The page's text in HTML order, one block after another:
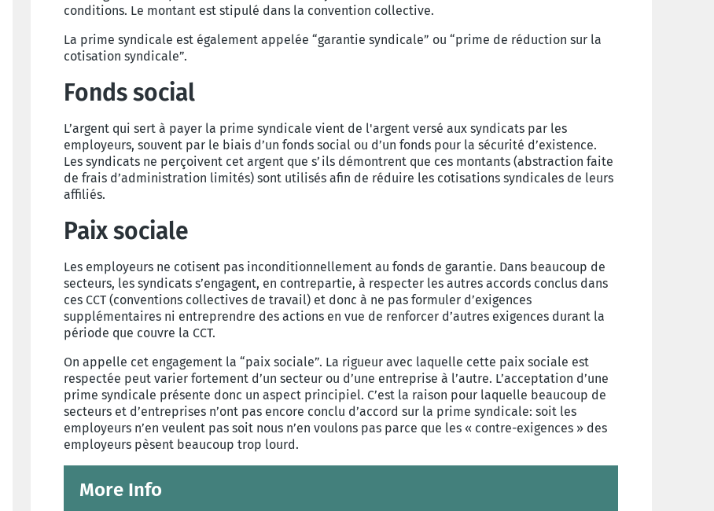
conditions. Le montant est stipulé dans la convention collective.
La prime syndicale est également appelée “garantie syndicale” ou “prime de réduction sur la
cotisation syndicale”.
Fonds social
L’argent qui sert à payer la prime syndicale vient de l'argent versé aux syndicats par les
employeurs, souvent par le biais d’un fonds social ou d’un fonds pour la sécurité d’existence.
Les syndicats ne perçoivent cet argent que s’ils démontrent que ces montants (abstraction faite
de frais d’administration limités) sont utilisés afin de réduire les cotisations syndicales de leurs
affiliés.
Paix sociale
Les employeurs ne cotisent pas inconditionnellement au fonds de garantie. Dans beaucoup de
secteurs, les syndicats s’engagent, en contrepartie, à respecter les autres accords conclus dans
ces CCT (conventions collectives de travail) et donc à ne pas formuler d’exigences
supplémentaires ni entreprendre des actions en vue de renforcer d’autres exigences durant la
période que couvre la CCT.
On appelle cet engagement la “paix sociale”. La rigueur avec laquelle cette paix sociale est
respectée peut varier fortement d’un secteur ou d’une entreprise à l’autre. L’acceptation d’une
prime syndicale présente donc un aspect principiel. C’est la raison pour laquelle beaucoup de
secteurs et d’entreprises n’ont pas encore conclu d’accord sur la prime syndicale: soit les
employeurs n’en veulent pas soit nous n’en voulons pas parce que les « contre-exigences » des
employeurs pèsent beaucoup trop lourd.
More Info